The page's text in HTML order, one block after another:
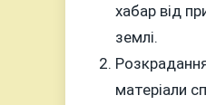
хабар від
землі.
матеріали